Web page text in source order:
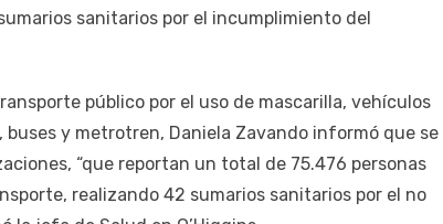
sanitarios por el incumplimiento del
público por el uso de mascarilla, vehículos
y metrotren, Daniela Zavando informó que se
“que reportan un total de 75.476 personas
realizando 42 sumarios sanitarios por el no